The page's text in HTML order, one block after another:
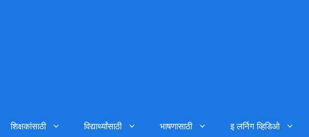
शिक्षकांसाठी विद्यार्थ्यांसाठी भाषणासाठी इ लर्निग व्हिडिओ